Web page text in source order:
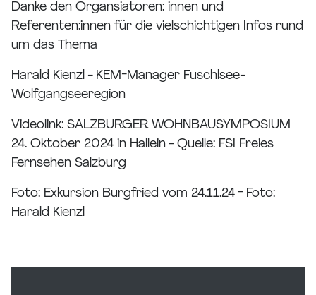
Danke den Organsiatoren: innen und
Referenten:innen für die vielschichtigen Infos rund
um das Thema
Harald Kienzl - KEM-Manager Fuschlsee-
Wolfgangseeregion
Videolink: SALZBURGER WOHNBAUSYMPOSIUM
24. Oktober 2024 in Hallein - Quelle: FSI Freies
Fernsehen Salzburg
Foto: Exkursion Burgfried vom 24.11.24 - Foto:
Harald Kienzl